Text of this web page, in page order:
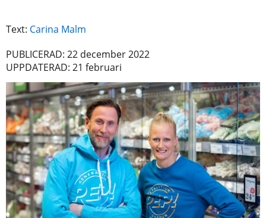
Text: Carina Malm
PUBLICERAD: 22 december 2022
UPPDATERAD: 21 februari